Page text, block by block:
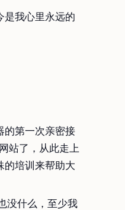
是我心里永远的
的第一次亲密接
站了，从此走上
的培训来帮助大
没什么，至少我